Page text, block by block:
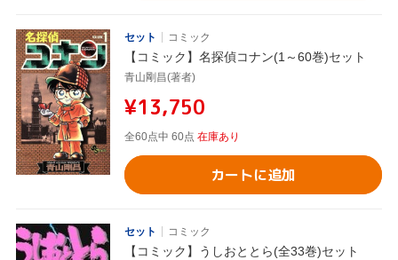
セット コミック
【コミック】名探偵コナン(1～60巻)セット
青山剛昌(著者)
¥13,750
全60点中 60点 在庫あり
カートに追加
セット コミック
【コミック】うしおととら(全33巻)セット